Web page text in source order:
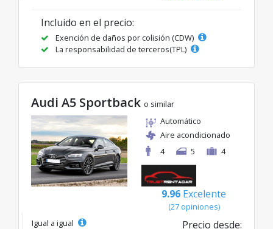
Incluido en el precio:
Exención de daños por colisión (CDW)
La responsabilidad de terceros(TPL)
Audi A5 Sportback o similar
Automático
Aire acondicionado
4
5 4
9.96 Excelente
(27 opiniones)
Igual a igual
Precio desde: